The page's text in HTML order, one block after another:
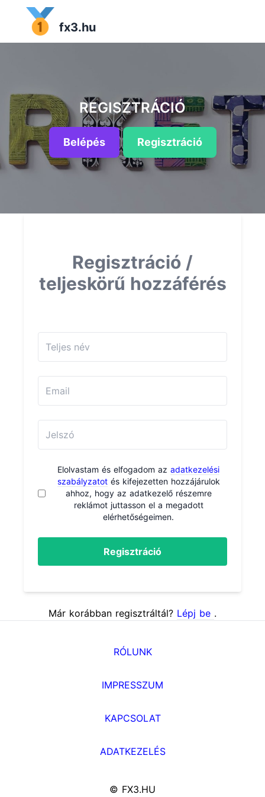
fx3.hu
REGISZTRÁCIÓ
Belépés Regisztráció
Regisztráció /
teljeskörű hozzáférés
Elolvastam és elfogadom azadatkezelési
szabályzatotés kifejezetten hozzájárulok
ahhoz, hogy az adatkezelő részemre
reklámot juttasson el a megadott
elérhetőségeimen.
Regisztráció
Már korábban regisztráltál? Lépj be .
RÓLUNK
IMPRESSZUM
KAPCSOLAT
ADATKEZELÉS
© FX3.HU